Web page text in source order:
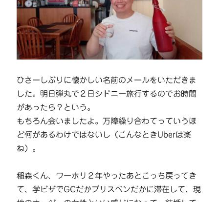
ひさーしぶりに懐かしい名前のメールをいただきま
した。明日弾丸で２日シドニー旅行するのでお時間
があったら？という。
もちろん会いましたよ。万障繰り合わてっていうほ
ど何があるわけではないし（こんなときUberは楽
ね）。
稲森くん、ワーホリ２年やったあとこっち戻ってき
て、学ビザでGCだかブリスベンだかに滞在して、現